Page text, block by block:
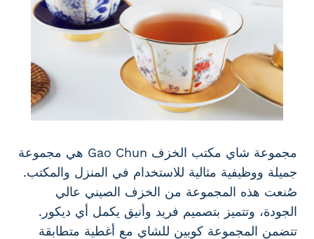
مجموعة شاي مكتب الخزف Gao Chun هي مجموعة
جميلة ووظيفية مثالية للاستخدام في المنزل والمكتب.
صُنعت هذه المجموعة من الخزف الصيني عالي
الجودة، وتتميز بتصميم فريد وأنيق يكمل أي ديكور.
تتضمن المجموعة كوبين للشاي مع أغطية متطابقة